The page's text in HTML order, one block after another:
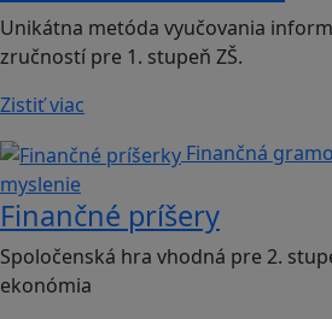
Unikátna metóda vyučovania
zručností pre 1. stupeň ZŠ.
Zistiť viac
Finančná
myslenie
Finančné príšery
Spoločenská hra vhodná pre 2.
ekonómia